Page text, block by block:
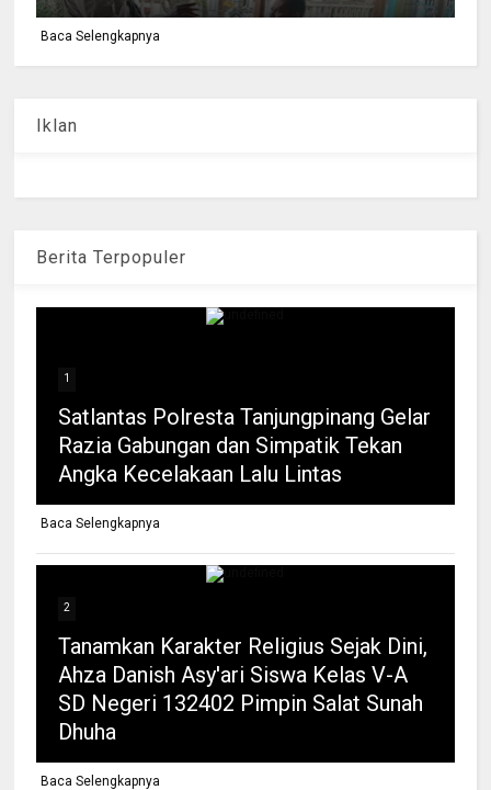
Baca Selengkapnya
Iklan
Berita Terpopuler
1
Satlantas Polresta Tanjungpinang Gelar
Razia Gabungan dan Simpatik Tekan
Angka Kecelakaan Lalu Lintas
Baca Selengkapnya
2
Tanamkan Karakter Religius Sejak Dini,
Ahza Danish Asy'ari Siswa Kelas V-A
SD Negeri 132402 Pimpin Salat Sunah
Dhuha
Baca Selengkapnya